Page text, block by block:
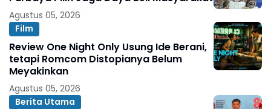
Agustus 05, 2026
Film
Review One Night Only Usung Ide Berani,
tetapi Romcom Distopianya Belum
Meyakinkan
Agustus 05, 2026
Berita Utama